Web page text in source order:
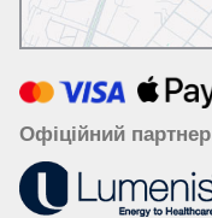
Офіційний партнер